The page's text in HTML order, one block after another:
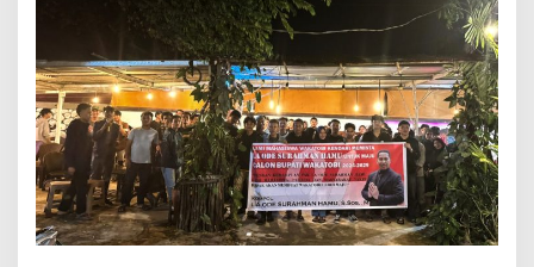
r
i
,
D
u
k
u
n
g
L